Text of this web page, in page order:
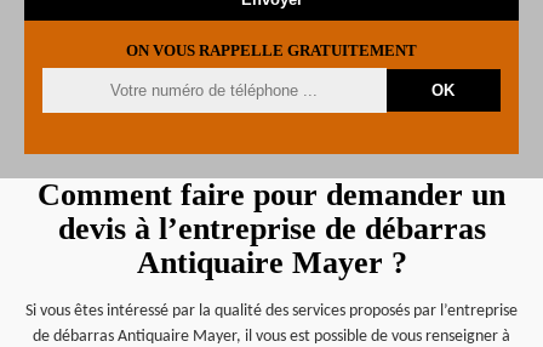
ON VOUS RAPPELLE GRATUITEMENT
Comment faire pour demander un
devis à l’entreprise de débarras
Antiquaire Mayer ?
Si vous êtes intéressé par la qualité des services proposés par l’entreprise
de débarras Antiquaire Mayer, il vous est possible de vous renseigner à